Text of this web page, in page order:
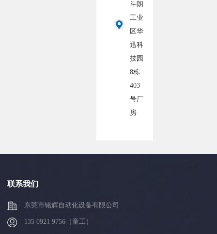
斗朗
工业
区华
迅科
技园
8栋
403
号厂
房
联系我们
东莞市铭辉自动化设备有限公司
135 0921 9756（童工）